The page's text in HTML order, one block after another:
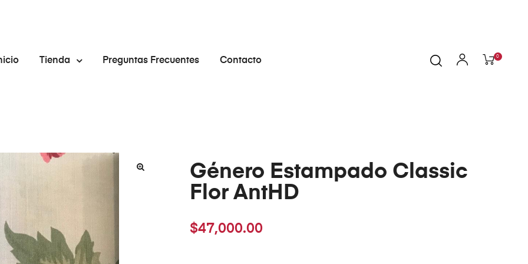
Tienda Preguntas Frecuentes Contacto 0
Género Estampado Classic
Flor AntHD
$47,000.00